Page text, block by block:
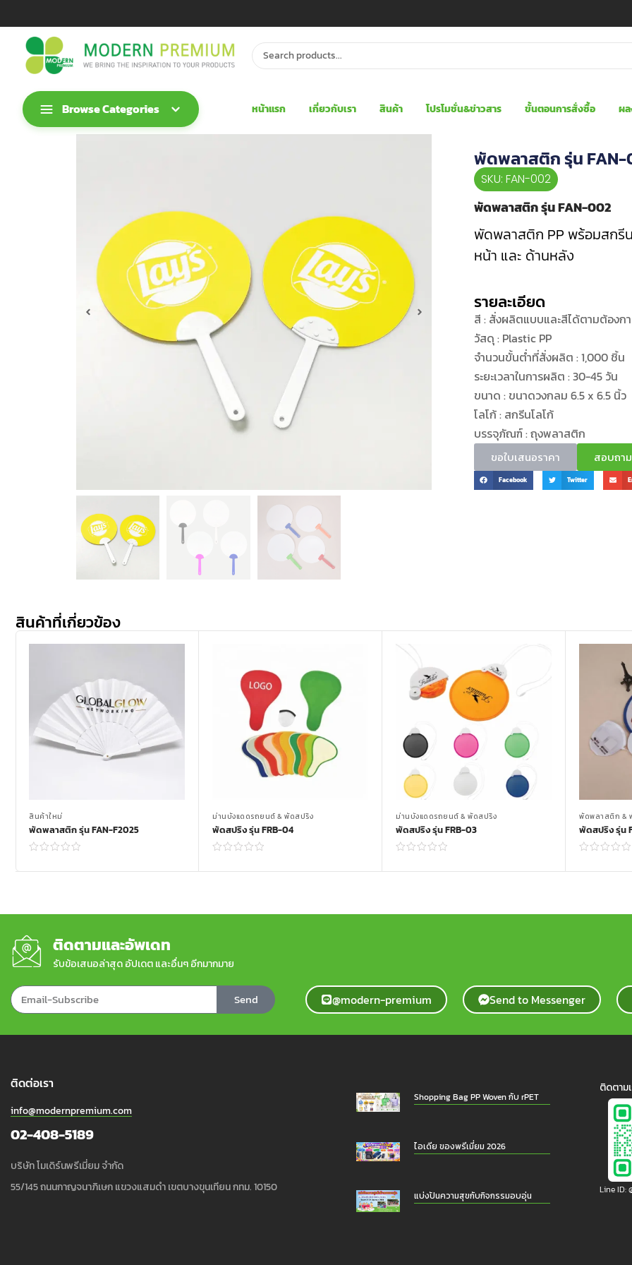
Browse Categories หน้าแรก เกี่ยวกับเรา สินค้า โปรโมชั่น&ข่าวสาร ขั้นตอนการสั่งซื้อ ผ
พัดพลาสติก รุ่น
SKU: FAN-002
พัดพลาสติก รุ่น FAN-002
พัดพลาสติก PP พร้อมสกรี
หน้า และ ด้านหลัง
รายละเอียด
สี : สั่งผลิตแบบและสีได้ตามต้องก
วัสดุ : Plastic PP
จำนวนขั้นต่ำที่สั่งผลิต : 1,000 ชิ้น
ระยะเวลาในการผลิต : 30-45 วัน
ขนาด : ขนาดวงกลม 6.5 x 6.5 นิ้ว
โลโก้ : สกรีนโลโก้
บรรจุภัณฑ์ : ถุงพลาสติก
ขอใบเสนอราคา สอบถา
Facebook Twitter
สินค้าที่เกี่ยวข้อง
สินค้าใหม่
พัดพลาสติก รุ่น FAN-F2025
Read more
ม่านบังแดดรถยนต์ & พัดสปริง
พัดสปริง รุ่น FRB-04
Read more
ม่านบังแดดรถยนต์ & พัดสปริง
พัดสปริง รุ่น FRB-03
Read more
พัดพลาสติก &
พัดสปริง รุ่น
ติดตามและอัพเดท
รับข้อเสนอล่าสุด อัปเดต และอื่นๆ อีกมากมาย
Send @modern-premium Send to Messenger
ติดต่อเรา
info@modernpremium.com
02-408-5189
บริษัท โมเดิร์นพรีเมี่ยม จำกัด
55/145 ถนนกาญจนาภิเษก แขวงแสมดำ เขตบางขุนเทียน กทม. 10150
Shopping Bag PP Woven กับ rPET
ไอเดีย ของพรีเมี่ยม 2026
แบ่งปันความสุขกับกิจกรรมอบอุ่น
ติดตาม
Line ID: